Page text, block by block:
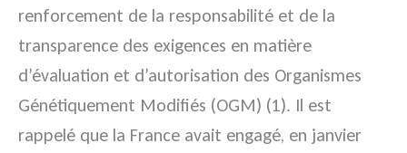
renforcement de la responsabilité et de la
transparence des exigences en matière
d’évaluation et d’autorisation des Organismes
Génétiquement Modifiés (OGM) (1). Il est
rappelé que la France avait engagé, en janvier